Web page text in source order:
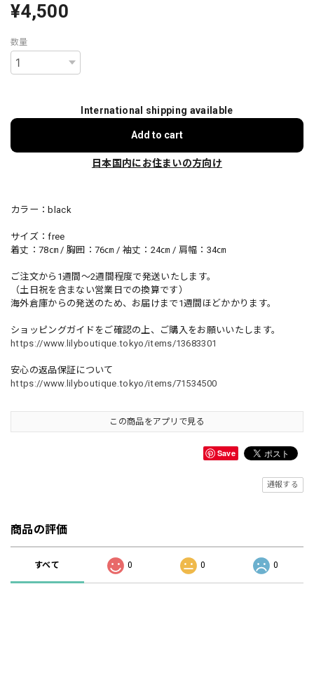
¥4,500
数量
International shipping available
Add to cart
日本国内にお住まいの方向け
カラー：black
サイズ：free
着丈：78㎝ / 胸囲：76㎝ / 袖丈：24㎝ / 肩幅：34㎝
ご注文から1週間～2週間程度で発送いたします。
（土日祝を含まない営業日での換算です）
海外倉庫からの発送のため、お届けまで1週間ほどかかります。
ショッピングガイドをご確認の上、ご購入をお願いいたします。
https://www.lilyboutique.tokyo/items/13683301
安心の返品保証について
https://www.lilyboutique.tokyo/items/71534500
この商品をアプリで見る
Save
通報する
商品の評価
すべて 0 0 0